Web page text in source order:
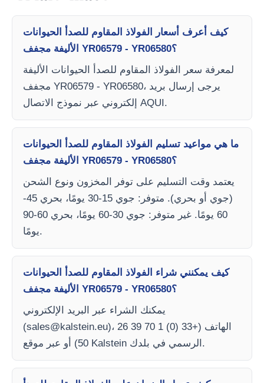
كيف أعرف أسعار الفولاذ المقاوم للصدأ الحيوانات
الأليفة مجفف YR06579 - YR06580؟
لمعرفة سعر الفولاذ المقاوم للصدأ الحيوانات الأليفة
مجفف YR06579 - YR06580، يرجى إرسال بريد
إلكتروني عبر نموذج الاتصال AQUI.
ما هي مواعيد تسليم الفولاذ المقاوم للصدأ الحيوانات
الأليفة مجفف YR06579 - YR06580؟
يعتمد وقت التسليم على توفر المخزون ونوع الشحن
(جوي أو بحري). متوفر: جوي 15-30 يومًا، بحري 45-
60 يومًا. غير متوفر: جوي 30-60 يومًا، بحري 60-90
يومًا.
كيف يمكنني شراء الفولاذ المقاوم للصدأ الحيوانات
الأليفة مجفف YR06579 - YR06580؟
يمكنك الشراء عبر البريد الإلكتروني
(sales@kalstein.eu)، الهاتف (+33 (0) 1 70 39 26
50) أو عبر موقع Kalstein الرسمي في بلدك.